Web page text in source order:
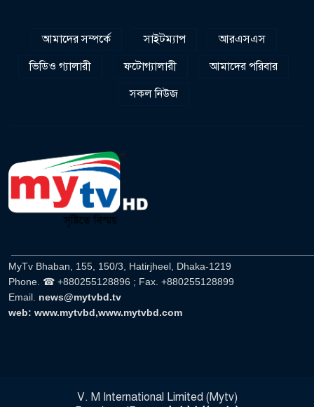
আমাদের সম্পর্কে সাইটম্যাপ
আরএসএস
ভিডিও গ্যালারী
ফটোগ্যালারী
আমাদের পরিবার
সকল নিউজ
MyTv Bhaban, 155, 150/3, Hatirjheel, Dhaka-1219
Phone. ☎ +880255128896 ; Fax. +880255128899
Email. news@mytvbd.tv
web: www.mytvbd,www.mytvbd.com
V. M International Limited (Mytv)